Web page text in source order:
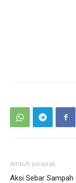
Artikulli paraprak
Aksi Sebar Sampah